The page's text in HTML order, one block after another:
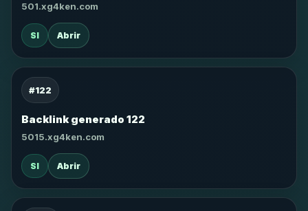
501.xg4ken.com
SI Abrir
#122
Backlink generado 122
5015.xg4ken.com
SI Abrir